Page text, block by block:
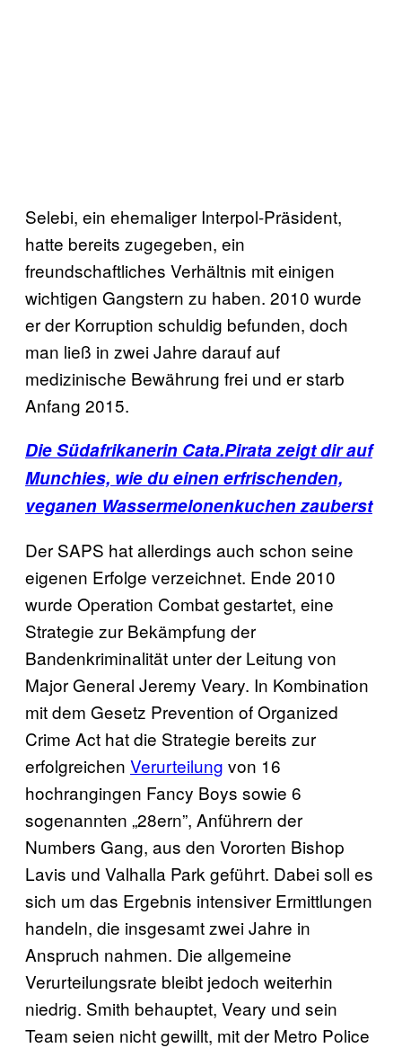
Selebi, ein ehemaliger Interpol-Präsident,
hatte bereits zugegeben, ein
freundschaftliches Verhältnis mit einigen
wichtigen Gangstern zu haben. 2010 wurde
er der Korruption schuldig befunden, doch
man ließ in zwei Jahre darauf auf
medizinische Bewährung frei und er starb
Anfang 2015.
Die Südafrikanerin Cata.Pirata zeigt dir auf
Munchies, wie du einen erfrischenden,
veganen Wassermelonenkuchen zauberst
Der SAPS hat allerdings auch schon seine
eigenen Erfolge verzeichnet. Ende 2010
wurde Operation Combat gestartet, eine
Strategie zur Bekämpfung der
Bandenkriminalität unter der Leitung von
Major General Jeremy Veary. In Kombination
mit dem Gesetz Prevention of Organized
Crime Act hat die Strategie bereits zur
erfolgreichen Verurteilung von 16
hochrangingen Fancy Boys sowie 6
sogenannten „28ern”, Anführern der
Numbers Gang, aus den Vororten Bishop
Lavis und Valhalla Park geführt. Dabei soll es
sich um das Ergebnis intensiver Ermittlungen
handeln, die insgesamt zwei Jahre in
Anspruch nahmen. Die allgemeine
Verurteilungsrate bleibt jedoch weiterhin
niedrig. Smith behauptet, Veary und sein
Team seien nicht gewillt, mit der Metro Police